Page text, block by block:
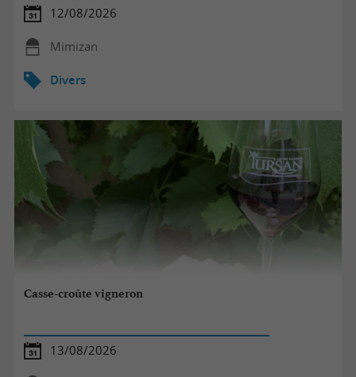
12/08/2026
Mimizan
Divers
Casse-croûte vigneron
13/08/2026